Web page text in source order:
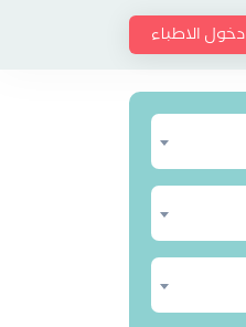
دخول الاطباء